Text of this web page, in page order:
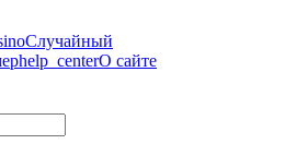
Случайный
help_centerО сайте